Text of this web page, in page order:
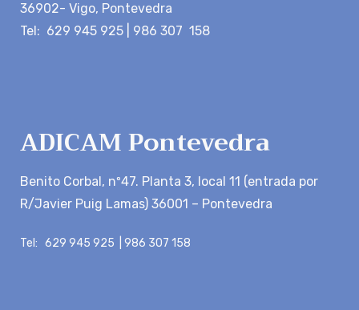
36902- Vigo, Pontevedra
Tel: 629 945 925 | 986 307 158
ADICAM Pontevedra
Benito Corbal, nº47. Planta 3, local 11 (entrada por
R/Javier Puig Lamas) 36001 – Pontevedra
Tel: 629 945 925 | 986 307 158